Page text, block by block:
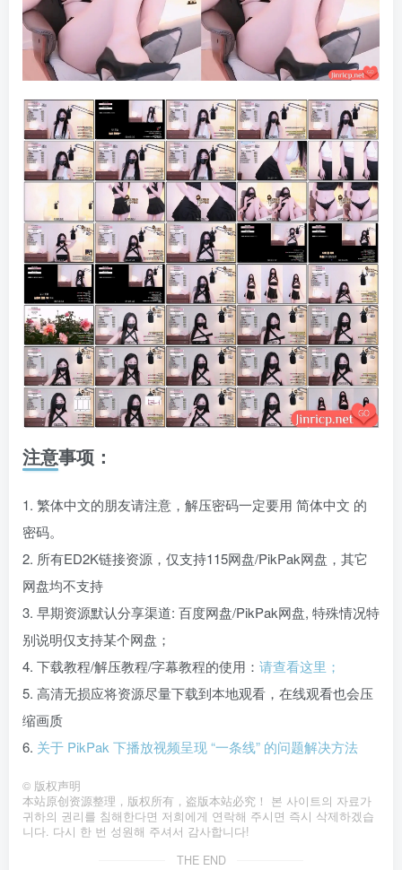
注意事项：
1. 繁体中文的朋友请注意，解压密码一定要用 简体中文 的
密码。
2. 所有ED2K链接资源，仅支持115网盘/PikPak网盘，其它
网盘均不支持
3. 早期资源默认分享渠道: 百度网盘/PikPak网盘, 特殊情况特
别说明仅支持某个网盘；
4. 下载教程/解压教程/字幕教程的使用： 请查看这里；
5. 高清无损应将资源尽量下载到本地观看，在线观看也会压
缩画质
6. 关于 PikPak 下播放视频呈现 “一条线” 的问题解决方法
© 版权声明
本站原创资源整理，版权所有，盗版本站必究！ 본 사이트의 자료가
귀하의 권리를 침해한다면 저희에게 연락해 주시면 즉시 삭제하겠습
니다. 다시 한 번 성원해 주셔서 감사합니다!
THE END